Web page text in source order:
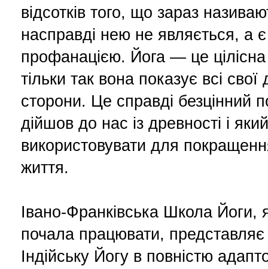
відсотків того, що зараз
насправді нею не являється, а
профанацією. Йога — це цілісна
тільки так вона показує всі свої
сторони. Це справді безцінний
дійшов до нас із древності і
використовувати для
життя.
Івано-Франківська Школа Йоги,
почала працювати,
Індійську Йогу в повністю